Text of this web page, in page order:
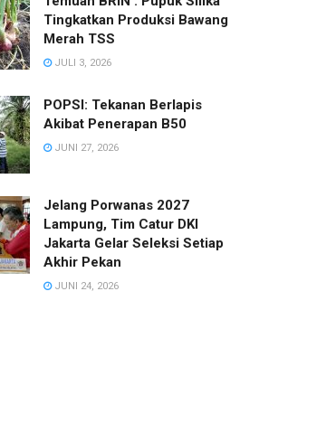
Tingkatkan Produksi Bawang
Merah TSS
JULI 3, 2026
POPSI: Tekanan Berlapis
Akibat Penerapan B50
JUNI 27, 2026
Jelang Porwanas 2027
Lampung, Tim Catur DKI
Jakarta Gelar Seleksi Setiap
Akhir Pekan
JUNI 24, 2026